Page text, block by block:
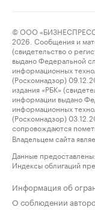
© ООО
2026. Сообщения и
(свидетельство о
выдано Федеральной
информационных
(Роскомнадзор)
издания «РБК»
информации выдано
информационных
(Роскомнадзор)
сопровождаются
Владельцем сайта
Данные предоставлены:
Индексы облигаций
Информация об
О соблюдении